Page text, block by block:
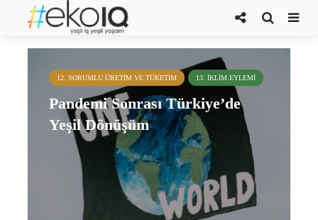
türkiye ve covid-19
12. SORUMLU ÜRETIM VE TÜKETIM 13. İKLIM EYLEMI
Pandemi Sonrası Türkiye’de
Yeşil Dönüşüm